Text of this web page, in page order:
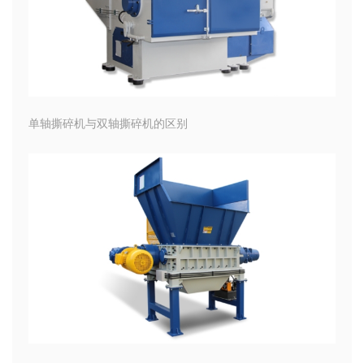
单轴撕碎机与双轴撕碎机的区别